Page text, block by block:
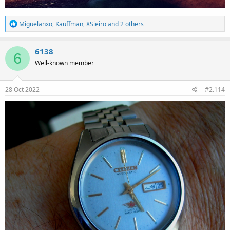
R
e
a
c
t
i
o
n
s
Miguelanxo, Kauffman,XSieiroand 2 others
6 6138
Well-known member
28 Oct 2022 #2.114